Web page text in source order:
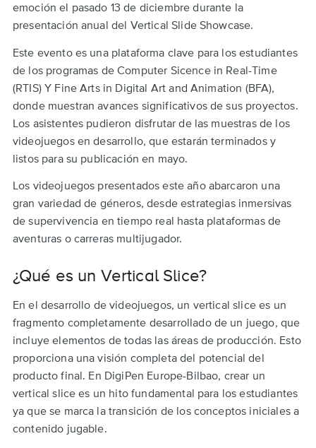
emoción el pasado 13 de diciembre durante la
presentación anual del Vertical Slide Showcase.
Este evento es una plataforma clave para los estudiantes
de los programas de Computer Sicence in Real-Time
(RTIS) Y Fine Arts in Digital Art and Animation (BFA),
donde muestran avances significativos de sus proyectos.
Los asistentes pudieron disfrutar de las muestras de los
videojuegos en desarrollo, que estarán terminados y
listos para su publicación en mayo.
Los videojuegos presentados este año abarcaron una
gran variedad de géneros, desde estrategias inmersivas
de supervivencia en tiempo real hasta plataformas de
aventuras o carreras multijugador.
¿Qué es un Vertical Slice?
En el desarrollo de videojuegos, un vertical slice es un
fragmento completamente desarrollado de un juego, que
incluye elementos de todas las áreas de producción. Esto
proporciona una visión completa del potencial del
producto final. En DigiPen Europe-Bilbao, crear un
vertical slice es un hito fundamental para los estudiantes
ya que se marca la transición de los conceptos iniciales a
contenido jugable.